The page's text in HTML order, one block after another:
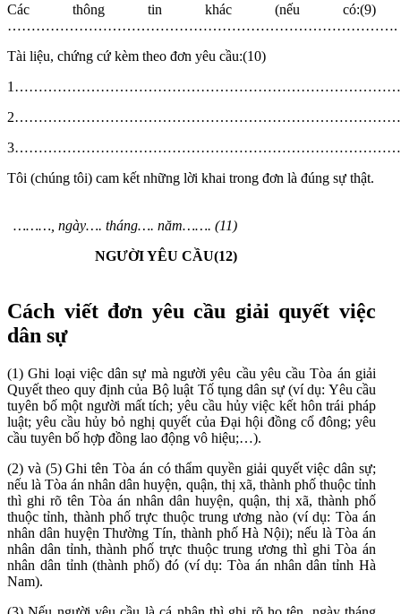
Các thông tin khác (nếu có:(9)
……………………………………………………………………….
Tài liệu, chứng cứ kèm theo đơn yêu cầu:(10)
Tôi (chúng tôi) cam kết những lời khai trong đơn là đúng sự thật.
………, ngày…. tháng…. năm……. (11)
NGƯỜI YÊU CẦU(12)
Cách viết đơn yêu cầu giải quyết việc
dân sự
(1) Ghi loại việc dân sự mà người yêu cầu yêu cầu Tòa án giải
Quyết theo quy định của Bộ luật Tố tụng dân sự (ví dụ: Yêu cầu
tuyên bố một người mất tích; yêu cầu hủy việc kết hôn trái pháp
luật; yêu cầu hủy bỏ nghị quyết của Đại hội đồng cổ đông; yêu
cầu tuyên bố hợp đồng lao động vô hiệu;…).
(2) và (5) Ghi tên Tòa án có thẩm quyền giải quyết việc dân sự;
nếu là Tòa án nhân dân huyện, quận, thị xã, thành phố thuộc tỉnh
thì ghi rõ tên Tòa án nhân dân huyện, quận, thị xã, thành phố
thuộc tỉnh, thành phố trực thuộc trung ương nào (ví dụ: Tòa án
nhân dân huyện Thường Tín, thành phố Hà Nội); nếu là Tòa án
nhân dân tỉnh, thành phố trực thuộc trung ương thì ghi Tòa án
nhân dân tỉnh (thành phố) đó (ví dụ: Tòa án nhân dân tỉnh Hà
Nam).